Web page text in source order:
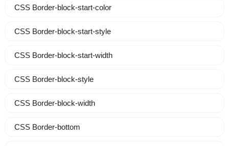
CSS Border-block-start-color
CSS Border-block-start-style
CSS Border-block-start-width
CSS Border-block-style
CSS Border-block-width
CSS Border-bottom